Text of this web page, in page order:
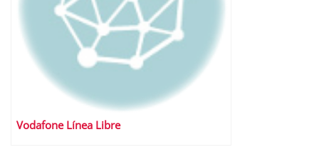
Vodafone Línea Libre